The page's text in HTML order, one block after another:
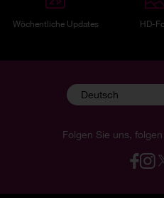
Wöchentliche Updates HD-
Folgen Sie uns,
Deutsch